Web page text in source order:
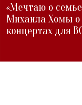
«Мечтаю о
Михаила Хомы о
концертах для